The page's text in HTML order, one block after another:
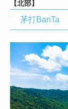
【北部】
茅打BanTa